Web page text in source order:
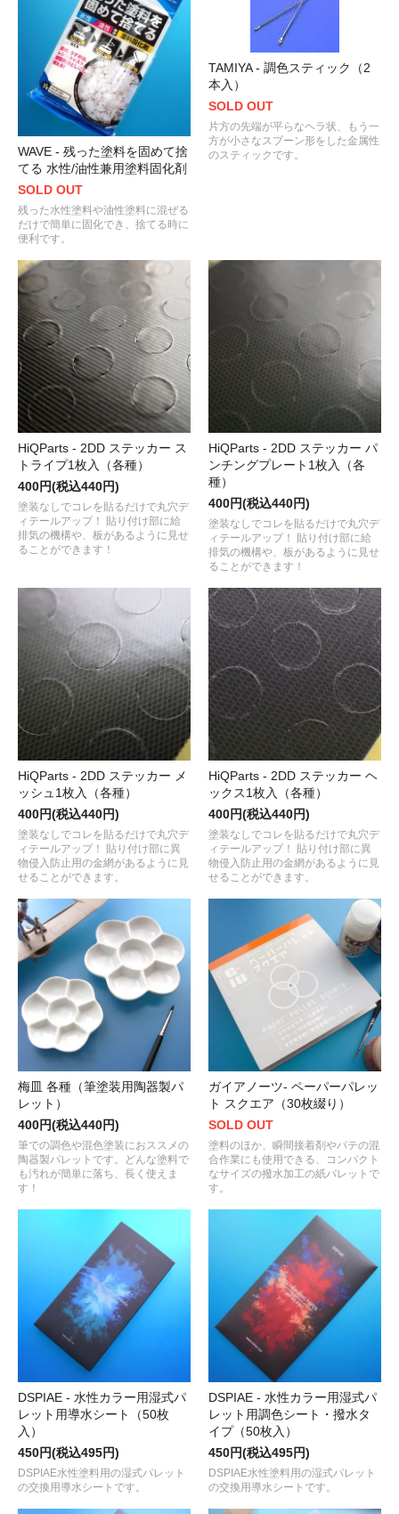
WAVE - 残った塗料を固めて捨
てる 水性/油性兼用塗料固化剤
SOLD OUT
残った水性塗料や油性塗料に混ぜる
だけで簡単に固化でき、捨てる時に
便利です。
TAMIYA - 調色スティック（2
本入）
SOLD OUT
片方の先端が平らなヘラ状、もう一
方が小さなスプーン形をした金属性
のスティックです。
HiQParts - 2DD ステッカー ス
トライプ1枚入（各種）
400円(税込440円)
塗装なしでコレを貼るだけで丸穴デ
ィテールアップ！ 貼り付け部に給
排気の機構や、板があるように見せ
ることができます！
HiQParts - 2DD ステッカー パ
ンチングプレート1枚入（各
種）
400円(税込440円)
塗装なしでコレを貼るだけで丸穴デ
ィテールアップ！ 貼り付け部に給
排気の機構や、板があるように見せ
ることができます！
HiQParts - 2DD ステッカー メ
ッシュ1枚入（各種）
400円(税込440円)
塗装なしでコレを貼るだけで丸穴デ
ィテールアップ！ 貼り付け部に異
物侵入防止用の金網があるように見
せることができます。
HiQParts - 2DD ステッカー ヘ
ックス1枚入（各種）
400円(税込440円)
塗装なしでコレを貼るだけで丸穴デ
ィテールアップ！ 貼り付け部に異
物侵入防止用の金網があるように見
せることができます。
梅皿 各種（筆塗装用陶器製パ
レット）
400円(税込440円)
筆での調色や混色塗装におススメの
陶器製パレットです。どんな塗料で
も汚れが簡単に落ち、長く使えま
す！
ガイアノーツ- ペーパーパレッ
ト スクエア（30枚綴り）
SOLD OUT
塗料のほか、瞬間接着剤やパテの混
合作業にも使用できる、コンパクト
なサイズの撥水加工の紙パレットで
す。
DSPIAE - 水性カラー用湿式パ
レット用導水シート（50枚
入）
450円(税込495円)
DSPIAE水性塗料用の湿式パレット
の交換用導水シートです。
DSPIAE - 水性カラー用湿式パ
レット用調色シート・撥水タ
イプ（50枚入）
450円(税込495円)
DSPIAE水性塗料用の湿式パレット
の交換用導水シートです。